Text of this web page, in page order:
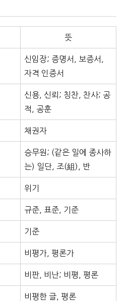
뜻
신임장; 증명서, 보증서,
자격 인증서
신용, 신뢰; 칭찬, 찬사; 공
적, 공훈
채권자
승무원; (같은 일에 종사하
는) 일단, 조(組), 반
위기
규준, 표준, 기준
기준
비평가, 평론가
비판, 비난; 비평, 평론
비평한 글, 평론